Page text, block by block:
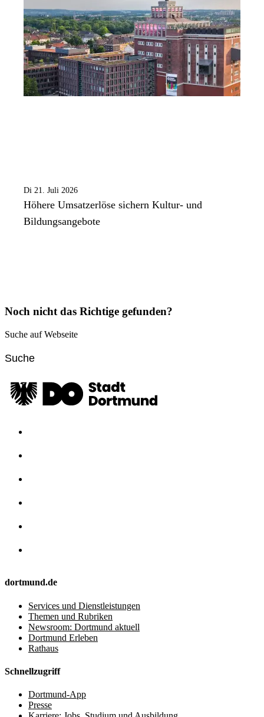
Di 21. Juli 2026
Höhere Umsatzerlöse sichern Kultur- und
Bildungsangebote
Noch nicht das Richtige gefunden?
Suche auf Webseite
dortmund.de
Services und Dienstleistungen
Themen und Rubriken
Newsroom: Dortmund aktuell
Dortmund Erleben
Rathaus
Schnellzugriff
Dortmund-App
Presse